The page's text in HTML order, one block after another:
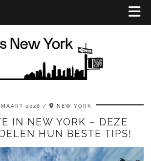
MAART 2026 NEW YORK
IN NEW YORK – DEZE
HUN BESTE TIPS!